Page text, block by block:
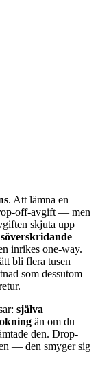
. Att lämna en
off-avgift — men
skjuta upp
inrikes one-way.
bli flera tusen
som dessutom
själva
än om du
den. Drop-
— den smyger sig